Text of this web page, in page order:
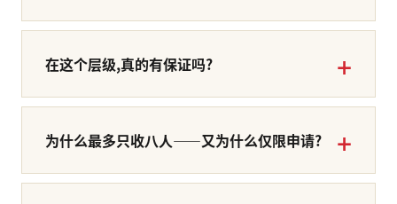
在这个层级,真的有保证吗?
为什么最多只收八人——又为什么仅限申请?